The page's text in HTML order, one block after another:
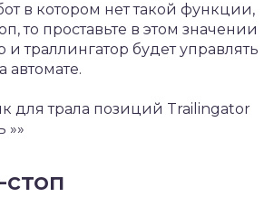
в котором нет такой функции,
то проставьте в этом значении
траллингатор будет управлять
автомате.
для трала позиций Trailingator
»»